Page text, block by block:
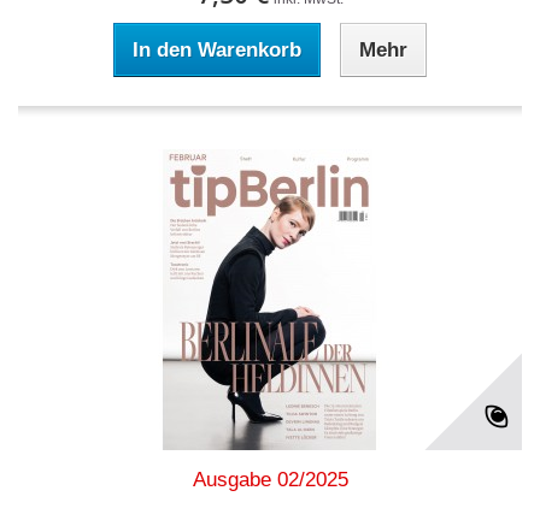
In den Warenkorb Mehr
Ausgabe 02/2025